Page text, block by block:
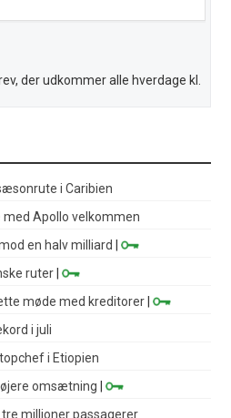
der udkommer alle hverdage kl.
i Caribien
Apollo velkommen
en halv milliard |
ruter|
møde med kreditorer|
i juli
i Etiopien
omsætning |
millioner passagerer